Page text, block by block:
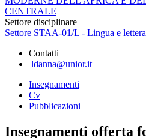
CENTRALE
Settore disciplinare
Settore STAA-01/L - Lingua e
Contatti
ldanna@unior.it
Insegnamenti
Cv
Pubblicazioni
Insegnamenti offerta